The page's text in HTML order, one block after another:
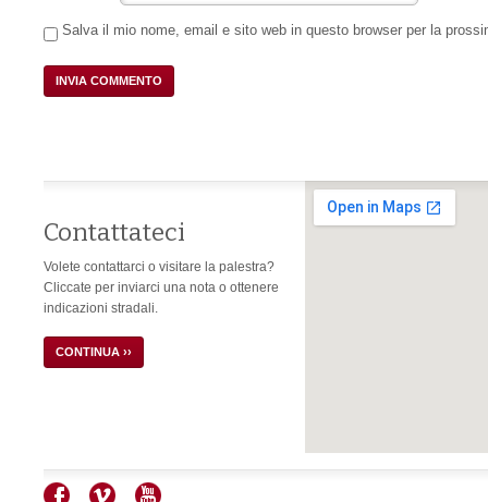
Salva il mio nome, email e sito web in questo browser per la
Contattateci
Volete contattarci o visitare la palestra?
Cliccate per inviarci una nota o ottenere
indicazioni stradali.
CONTINUA ››